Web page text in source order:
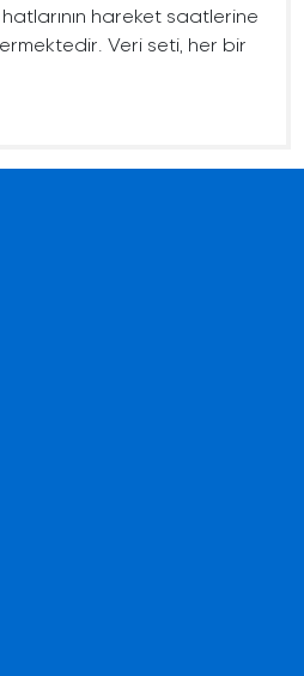
hareket saatlerine
Veri seti, her bir